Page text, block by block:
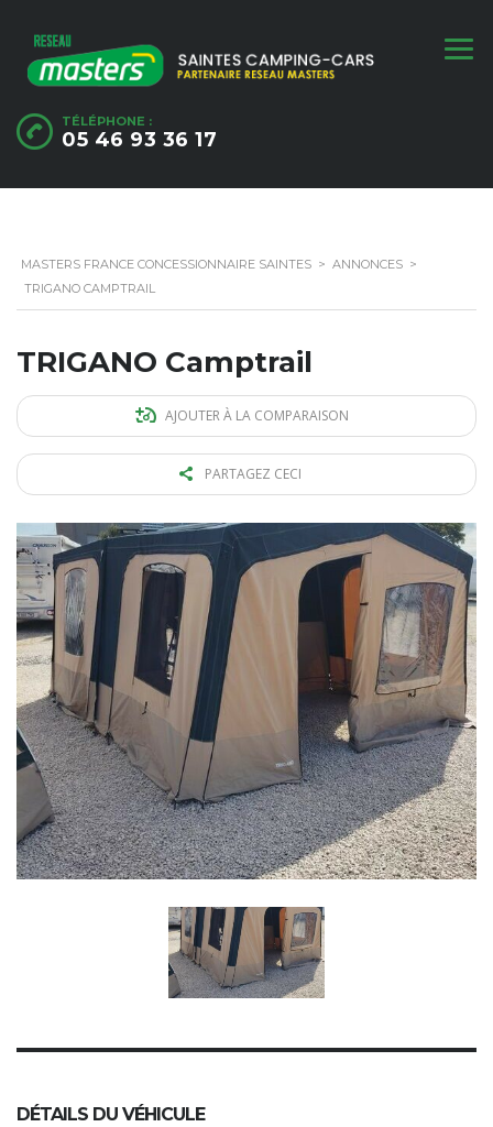
TÉLÉPHONE :
05 46 93 36 17
MASTERS FRANCE CONCESSIONNAIRE SAINTES > ANNONCES >
TRIGANO CAMPTRAIL
TRIGANO Camptrail
AJOUTER À LA COMPARAISON
PARTAGEZ CECI
DÉTAILS DU VÉHICULE